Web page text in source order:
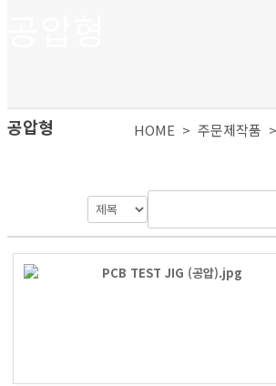
HOME > 주문제작품 >
공압형